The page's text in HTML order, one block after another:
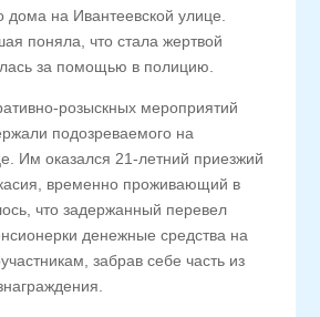
дома на Ивантеевской улице.
поняла, что стала жертвой
за помощью в полицию.
розыскных мероприятий
подозреваемого на
Им оказался 21-летний приезжий
временно проживающий в
что задержанный перевел
денежные средства на
забрав себе часть из